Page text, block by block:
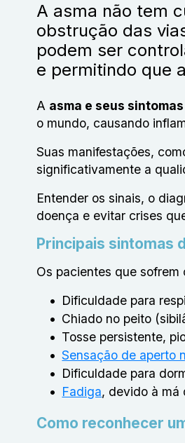
A asma não tem
obstrução das
podem ser
e permitindo que
A asma e seus sintomas
o mundo, causando
Suas manifestações,
significativamente a
Entender os sinais, o
doença e evitar crises
Principais sintomas
Os pacientes que sofrem
Dificuldade para
Chiado no peito
Tosse persistente,
Sensação de aperto
Dificuldade para
Fadiga, devido à má
Como reconhecer